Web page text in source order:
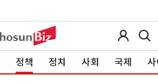
정책 정치 사회 국제 사